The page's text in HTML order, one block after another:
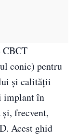
CBCT
conic) pentru
și calității
implant în
frecvent,
Acest ghid